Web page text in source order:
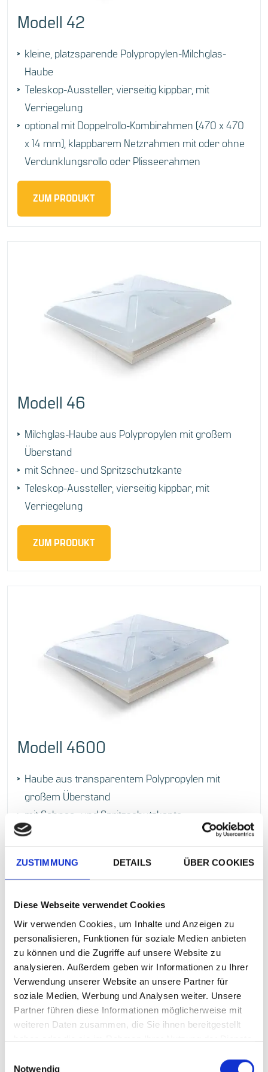
ZUSTIMMUNG DETAILS ÜBER COOKIES
Diese Webseite verwendet Cookies
Wir verwenden Cookies, um Inhalte und Anzeigen zu
personalisieren, Funktionen für soziale Medien anbieten
zu können und die Zugriffe auf unsere Website zu
analysieren. Außerdem geben wir Informationen zu Ihrer
Verwendung unserer Website an unsere Partner für
soziale Medien, Werbung und Analysen weiter. Unsere
Partner führen diese Informationen möglicherweise mit
weiteren Daten zusammen, die Sie ihnen bereitgestellt
haben oder die sie im Rahmen Ihrer Nutzung der Dienste
Notwendig
Modell 42
kleine, platzsparende Polypropylen-Milchglas-
Haube
Teleskop-Aussteller, vierseitig kippbar, mit
Verriegelung
optional mit Doppelrollo-Kombirahmen (470 x 470
x 14 mm), klappbarem Netzrahmen mit oder ohne
Verdunklungsrollo oder Plisseerahmen
ZUM PRODUKT
Modell 46
Milchglas-Haube aus Polypropylen mit großem
Überstand
mit Schnee- und Spritzschutzkante
Teleskop-Aussteller, vierseitig kippbar, mit
Verriegelung
ZUM PRODUKT
Modell 4600
Haube aus transparentem Polypropylen mit
großem Überstand
mit Schnee- und Spritzschutzkante
Teleskop-Aussteller, vierseitig kippbar, mit
Dachhauben 28x28
(280x280 mm)